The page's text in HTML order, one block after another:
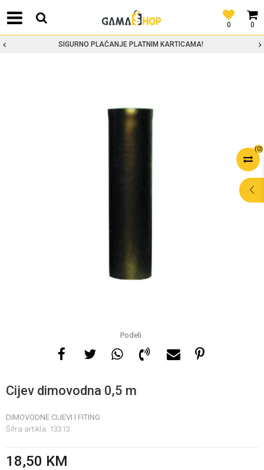
0
0
SIGURNO PLAĆANJE PLATNIM KARTICAMA!
(0)
Podeli
Cijev dimovodna 0,5 m
DIMOVODNE CIJEVI I FITING
Šifra artikla: 13313
18,50 KM